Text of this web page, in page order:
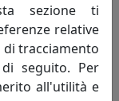
sezione ti
relative
di tracciamento
seguito. Per
all'utilità e